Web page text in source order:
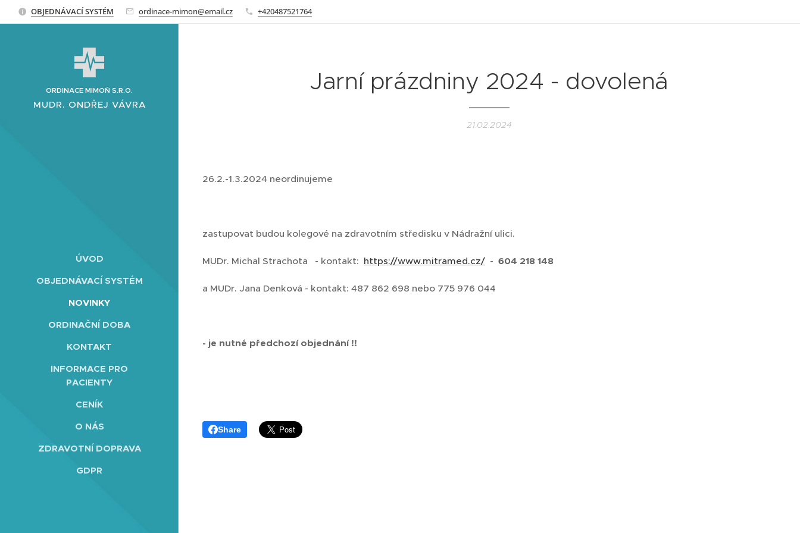
OBJEDNÁVACÍ SYSTÉM ordinace-mimon@email.cz +420487521764
ORDINACE MIMOŇ S.R.O.
MUDR. ONDŘEJ VÁVRA
ÚVOD
OBJEDNÁVACÍ SYSTÉM
NOVINKY
ORDINAČNÍ DOBA
KONTAKT
INFORMACE PRO
PACIENTY
CENÍK
O NÁS
ZDRAVOTNÍ DOPRAVA
GDPR
Jarní prázdniny 2024 - dovolená
21.02.2024
26.2.-1.3.2024 neordinujeme
zastupovat budou kolegové na zdravotním středisku v Nádražní ulici.
MUDr. Michal Strachota - kontakt: https://www.mitramed.cz/ - 604 218 148
a MUDr. Jana Denková - kontakt: 487 862 698 nebo 775 976 044
- je nutné předchozí objednání !!
Share